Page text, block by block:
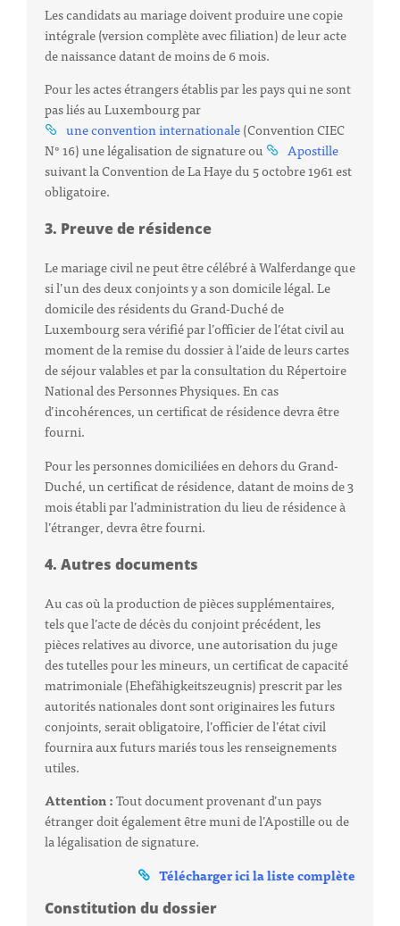
Les candidats au mariage doivent produire une copie
intégrale (version complète avec filiation) de leur acte
de naissance datant de moins de 6 mois.
Pour les actes étrangers établis par les pays qui ne sont
pas liés au Luxembourg par
une convention internationale(Convention CIEC
N° 16) une légalisation de signature ou
Apostille
suivant la Convention de La Haye du 5 octobre 1961 est
obligatoire.
3. Preuve de résidence
Le mariage civil ne peut être célébré à Walferdange que
si l’un des deux conjoints y a son domicile légal. Le
domicile des résidents du Grand-Duché de
Luxembourg sera vérifié par l’officier de l’état civil au
moment de la remise du dossier à l’aide de leurs cartes
de séjour valables et par la consultation du Répertoire
National des Personnes Physiques. En cas
d’incohérences, un certificat de résidence devra être
fourni.
Pour les personnes domiciliées en dehors du Grand-
Duché, un certificat de résidence, datant de moins de 3
mois établi par l’administration du lieu de résidence à
l’étranger, devra être fourni.
4. Autres documents
Au cas où la production de pièces supplémentaires,
tels que l’acte de décès du conjoint précédent, les
pièces relatives au divorce, une autorisation du juge
des tutelles pour les mineurs, un certificat de capacité
matrimoniale (Ehefähigkeitszeugnis) prescrit par les
autorités nationales dont sont originaires les futurs
conjoints, serait obligatoire, l’officier de l’état civil
fournira aux futurs mariés tous les renseignements
utiles.
Attention :Tout document provenant d’un pays
étranger doit également être muni de l’Apostille ou de
la légalisation de signature.
Télécharger ici la liste complète
Constitution du dossier